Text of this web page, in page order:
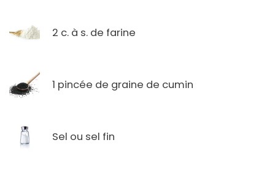
2 c. à s. de farine
1 pincée de graine de cumin
Sel ou sel fin